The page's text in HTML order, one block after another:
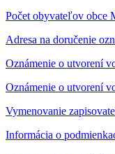
Počet obyvateľov obce
Adresa na doručenie
Oznámenie o utvorení
Oznámenie o utvorení
Vymenovanie
Informácia o